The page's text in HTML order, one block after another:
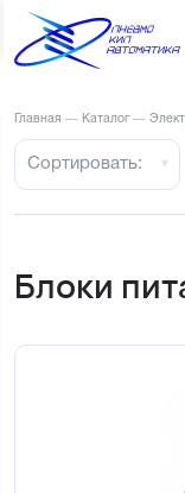
Главная — Каталог —
Сортировать:
Блоки